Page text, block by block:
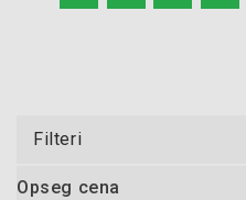
Filteri
Opseg cena